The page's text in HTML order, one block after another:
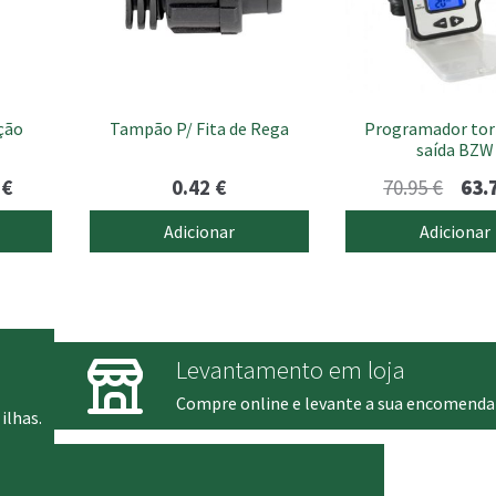
€
range:
1.85 €
Tampão P/ Fita de Rega
0.42 €
Adicionar
Programador
saída BZW
70.95€
Adicionar
Levantamento em loja
Compre online e levante a sua